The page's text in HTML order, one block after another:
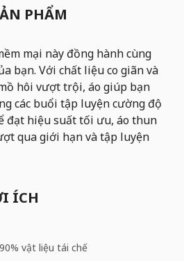
PHẨM
mại này đồng hành cùng
bạn. Với chất liệu co giãn và
hôi vượt trội, áo giúp bạn
các buổi tập luyện cường độ
đạt hiệu suất tối ưu, áo thun
qua giới hạn và tập luyện
ÍCH
vật liệu tái chế